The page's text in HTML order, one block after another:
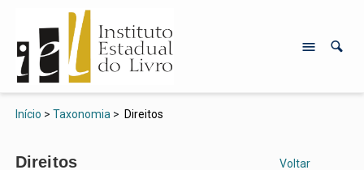
Início > Taxonomia > Direitos
Direitos Voltar